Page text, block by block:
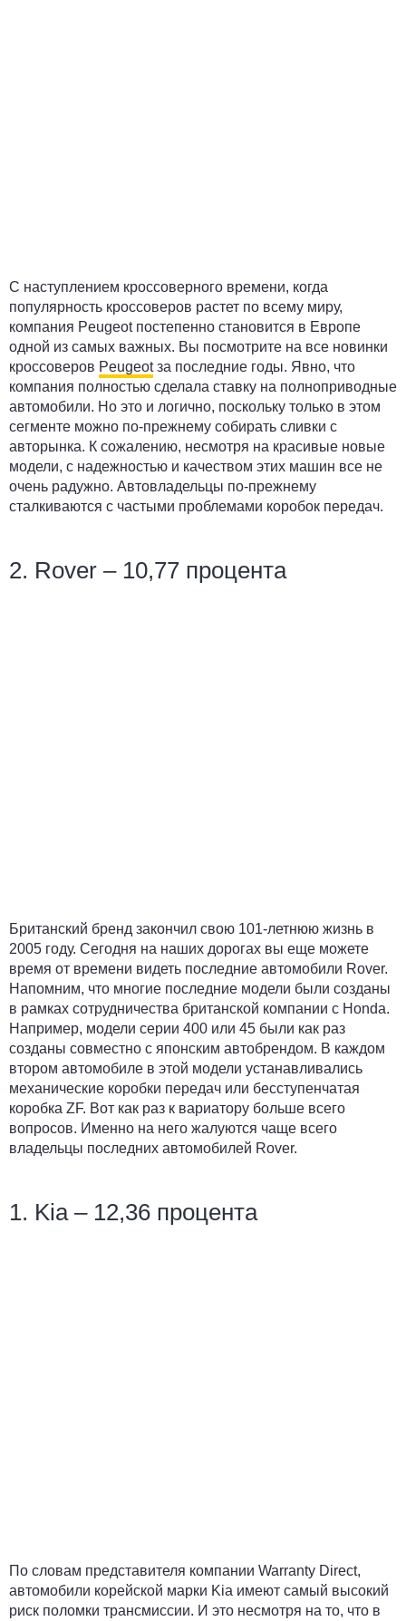
С наступлением кроссоверного времени, когда
популярность кроссоверов растет по всему миру,
компания Peugeot постепенно становится в Европе
одной из самых важных. Вы посмотрите на все новинки
кроссоверов Peugeotза последние годы. Явно, что
компания полностью сделала ставку на полноприводные
автомобили. Но это и логично, поскольку только в этом
сегменте можно по-прежнему собирать сливки с
авторынка. К сожалению, несмотря на красивые новые
модели, с надежностью и качеством этих машин все не
очень радужно. Автовладельцы по-прежнему
сталкиваются с частыми проблемами коробок передач.
2. Rover – 10,77 процента
Британский бренд закончил свою 101-летнюю жизнь в
2005 году. Сегодня на наших дорогах вы еще можете
время от времени видеть последние автомобили Rover.
Напомним, что многие последние модели были созданы
в рамках сотрудничества британской компании с Honda.
Например, модели серии 400 или 45 были как раз
созданы совместно с японским автобрендом. В каждом
втором автомобиле в этой модели устанавливались
механические коробки передач или бесступенчатая
коробка ZF. Вот как раз к вариатору больше всего
вопросов. Именно на него жалуются чаще всего
владельцы последних автомобилей Rover.
1. Kia – 12,36 процента
По словам представителя компании Warranty Direct,
автомобили корейской марки Kia имеют самый высокий
риск поломки трансмиссии. И это несмотря на то, что в